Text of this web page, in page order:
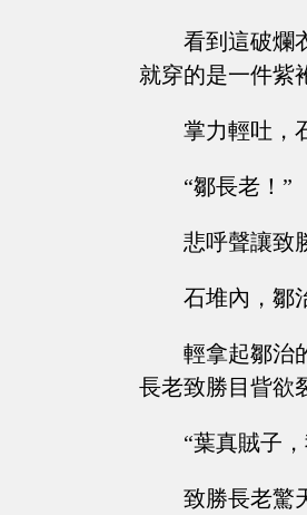
看到這破爛
就穿的是一件紫
掌力輕吐，
“鄒長老！”
悲呼聲讓致
石堆內，鄒
輕拿起鄒治
長老致勝目眥欲
“葉真賊子
致勝長老驚